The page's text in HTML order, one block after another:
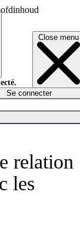
Close menu
Se connecter
relation
les